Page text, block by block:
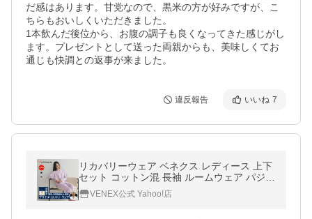
だ感はあります。甘党なので、黒米の方が好みですが、こ
ちらもおいしくいただきました。
1本飲んだ後位から、お腹の調子も良くなってきた感じがし
ます。プレゼントとして送った両親からも、美味しくてお
通じも快調との返事が来ました。
違反報告 いいね 7
リカバリーウェア ベネクス レディース 上下
セット コットン混 長袖 ルームウェア パジャ
マ コンフォートポンチセットアップ VENEX
VENEX公式 Yahoo!店